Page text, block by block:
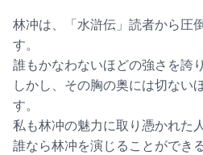
林冲は、「水滸伝」読者から圧
す。
誰もかなわないほどの強さを誇
しかし、その胸の奥には切ない
す。
私も林冲の魅力に取り憑かれた
誰なら林冲を演じることができる